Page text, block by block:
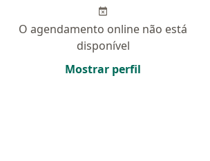
O agendamento online não está
disponível
Mostrar perfil